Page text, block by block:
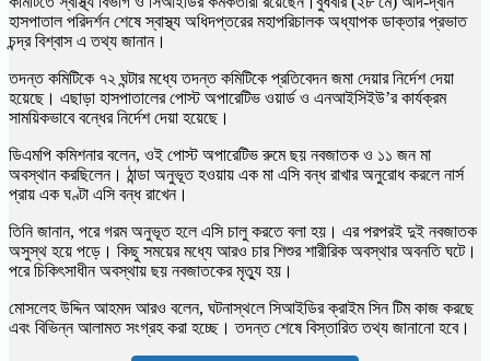
হাসপাতাল পরিদর্শন শেষে স্বাস্থ্য অধিদপ্তরের মহাপরিচালক অধ্যাপক ডাক্তার প্রভাত
চন্দ্র বিশ্বাস এ তথ্য জানান।
তদন্ত কমিটিকে ৭২ ঘন্টার মধ্যে তদন্ত কমিটিকে প্রতিবেদন জমা দেয়ার নির্দেশ দেয়া
হয়েছে। এছাড়া হাসপাতালের পোস্ট অপারেটিভ ওয়ার্ড ও এনআইসিইউ’র কার্যক্রম
সাময়িকভাবে বন্ধের নির্দেশ দেয়া হয়েছে।
ডিএমপি কমিশনার বলেন, ওই পোস্ট অপারেটিভ রুমে ছয় নবজাতক ও ১১ জন মা
অবস্থান করছিলেন। ঠান্ডা অনুভূত হওয়ায় এক মা এসি বন্ধ রাখার অনুরোধ করলে নার্স
প্রায় এক ঘণ্টা এসি বন্ধ রাখেন।
তিনি জানান, পরে গরম অনুভূত হলে এসি চালু করতে বলা হয়। এর পরপরই দুই নবজাতক
অসুস্থ হয়ে পড়ে। কিছু সময়ের মধ্যে আরও চার শিশুর শারীরিক অবস্থার অবনতি ঘটে।
পরে চিকিৎসাধীন অবস্থায় ছয় নবজাতকের মৃত্যু হয়।
মোসলেহ উদ্দিন আহমদ আরও বলেন, ঘটনাস্থলে সিআইডির ক্রাইম সিন টিম কাজ করছে
এবং বিভিন্ন আলামত সংগ্রহ করা হচ্ছে। তদন্ত শেষে বিস্তারিত তথ্য জানানো হবে।